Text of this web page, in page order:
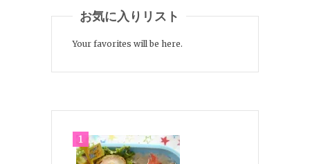
お気に入りリスト
Your favorites will be here.